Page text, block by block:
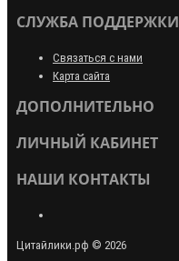
СЛУЖБА ПОДДЕРЖКИ
Связаться с нами
Карта сайта
ДОПОЛНИТЕЛЬНО
ЛИЧНЫЙ КАБИНЕТ
НАШИ КОНТАКТЫ
Цитайлики.рф © 2026